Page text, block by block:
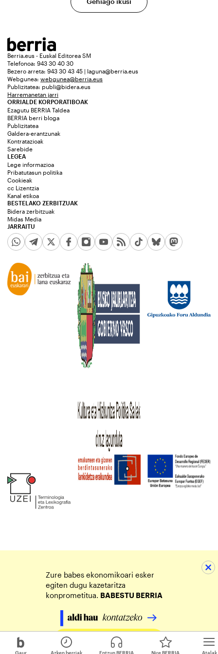
Gaur Atalak
Azken berriak Entzun BERRIA Nire BERRIA
Berria.eus - Euskal Editorea SM
Telefonoa: 943 30 40 30
Bezero arreta: 943 30 43 45 | laguna@berria.eus
Webgunea: webgunea@berria.eus
Publizitatea: publi@bidera.eus
Harremanetan jarri
ORRIALDE KORPORATIBOAK
Ezagutu BERRIA Taldea
BERRIA berri bloga
Publizitatea
Galdera-erantzunak
Kontratazioak
Sarebide
JARRAITU
LEGEA
Lege informazioa
Pribatutasun politika
Cookieak
cc Lizentzia
Kanal etikoa
BESTELAKO ZERBITZUAK
Bidera zerbitzuak
Midas Media
Zure babes ekonomikoari esker
egiten dugu kazetaritza
konprometitua. BABESTU BERRIA
Egin zure ekarpena